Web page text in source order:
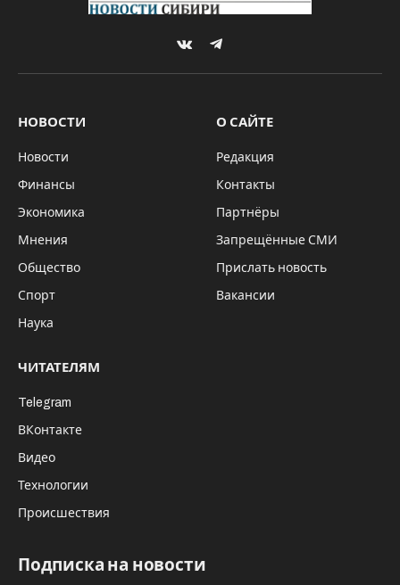
VKontakteTelegram
НОВОСТИ
Новости
Финансы
Экономика
Мнения
Общество
Спорт
Наука
О САЙТЕ
Редакция
Контакты
Партнёры
Запрещённые СМИ
Прислать новость
Вакансии
ЧИТАТЕЛЯМ
Telegram
ВКонтакте
Видео
Технологии
Происшествия
Подписка на новости